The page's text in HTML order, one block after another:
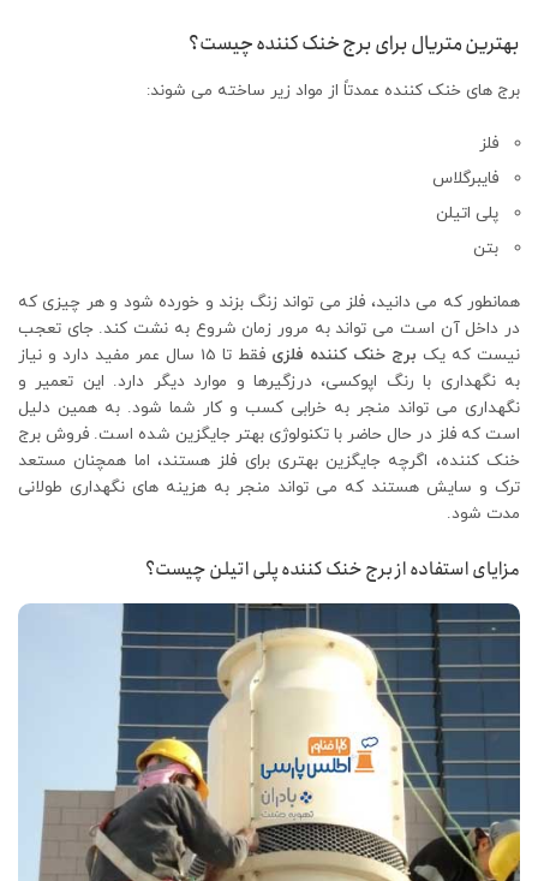
بهترین متریال برای برج خنک کننده چیست؟
برج های خنک کننده عمدتاً از مواد زیر ساخته می شوند:
فلز
فایبرگلاس
پلی اتیلن
بتن
همانطور که می دانید، فلز می تواند زنگ بزند و خورده شود و هر چیزی که
در داخل آن است می تواند به مرور زمان شروع به نشت کند. جای تعجب
نیست که یک برج خنک کننده فلزی
فقط تا 15 سال عمر مفید دارد و نیاز
به نگهداری با رنگ اپوکسی، درزگیرها و موارد دیگر دارد. این تعمیر و
نگهداری می تواند منجر به خرابی کسب و کار شما شود. به همین دلیل
است که فلز در حال حاضر با تکنولوژی بهتر جایگزین شده است. فروش برج
خنک کننده، اگرچه جایگزین بهتری برای فلز هستند، اما همچنان مستعد
ترک و سایش هستند که می تواند منجر به هزینه های نگهداری طولانی
مدت شود.
مزایای استفاده از برج خنک کننده پلی اتیلن چیست؟